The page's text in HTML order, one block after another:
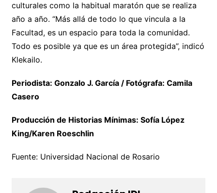
culturales como la habitual maratón que se realiza
año a año. “Más allá de todo lo que vincula a la
Facultad, es un espacio para toda la comunidad.
Todo es posible ya que es un área protegida”, indicó
Klekailo.
Periodista: Gonzalo J. García / Fotógrafa: Camila
Casero
Producción de Historias Mínimas: Sofía López
King/Karen Roeschlin
Fuente: Universidad Nacional de Rosario